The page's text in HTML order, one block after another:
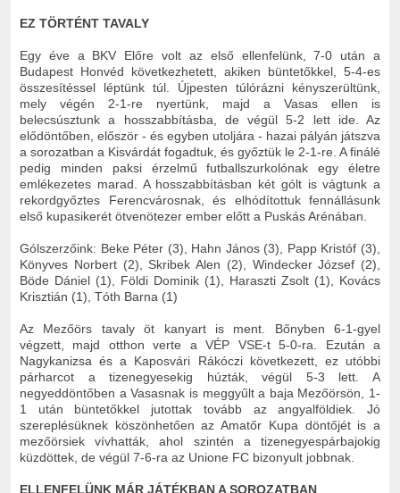
EZ TÖRTÉNT TAVALY
Egy éve a BKV Előre volt az első ellenfelünk, 7-0 után a
Budapest Honvéd következhetett, akiken büntetőkkel, 5-4-es
összesítéssel léptünk túl. Újpesten túlórázni kényszerültünk,
mely végén 2-1-re nyertünk, majd a Vasas ellen is
belecsúsztunk a hosszabbításba, de végül 5-2 lett ide. Az
elődöntőben, először - és egyben utoljára - hazai pályán játszva
a sorozatban a Kisvárdát fogadtuk, és győztük le 2-1-re. A finálé
pedig minden paksi érzelmű futballszurkolónak egy életre
emlékezetes marad. A hosszabbításban két gólt is vágtunk a
rekordgyőztes Ferencvárosnak, és elhódítottuk fennállásunk
első kupasikerét ötvenötezer ember előtt a Puskás Arénában.
Gólszerzőink: Beke Péter (3), Hahn János (3), Papp Kristóf (3),
Könyves Norbert (2), Skribek Alen (2), Windecker József (2),
Böde Dániel (1), Földi Dominik (1), Haraszti Zsolt (1), Kovács
Krisztián (1), Tóth Barna (1)
Az Mezőörs tavaly öt kanyart is ment. Bőnyben 6-1-gyel
végzett, majd otthon verte a VÉP VSE-t 5-0-ra. Ezután a
Nagykanizsa és a Kaposvári Rákóczi következett, ez utóbbi
párharcot a tizenegyesekig húzták, végül 5-3 lett. A
negyeddöntőben a Vasasnak is meggyűlt a baja Mezőörsön, 1-
1 után büntetőkkel jutottak tovább az angyalföldiek. Jó
szereplésüknek köszönhetően az Amatőr Kupa döntőjét is a
mezőörsiek vívhatták, ahol szintén a tizenegyespárbajokig
küzdöttek, de végül 7-6-ra az Unione FC bizonyult jobbnak.
ELLENFELÜNK MÁR JÁTÉKBAN A SOROZATBAN